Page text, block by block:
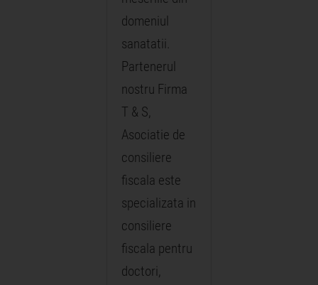
domeniul
sanatatii.
Partenerul
nostru Firma
T & S,
Asociatie de
consiliere
fiscala este
specializata in
consiliere
fiscala pentru
doctori,